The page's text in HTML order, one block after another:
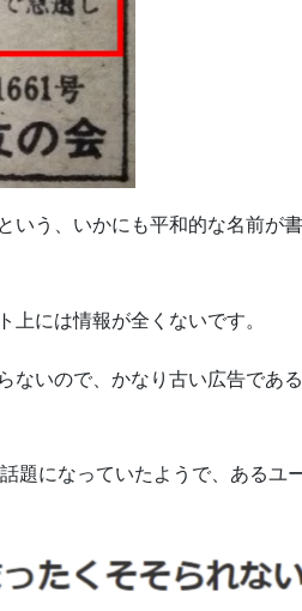
いう、いかにも平和的な名前が
上には情報が全くないです。
ないので、かなり古い広告であ
題になっていたようで、あるユ